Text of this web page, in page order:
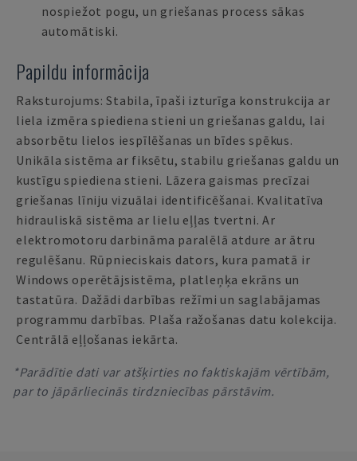
nospiežot pogu, un griešanas process sākas
automātiski.
Papildu informācija
Raksturojums: Stabila, īpaši izturīga konstrukcija ar
liela izmēra spiediena stieni un griešanas galdu, lai
absorbētu lielos iespīlēšanas un bīdes spēkus.
Unikāla sistēma ar fiksētu, stabilu griešanas galdu un
kustīgu spiediena stieni. Lāzera gaismas precīzai
griešanas līniju vizuālai identificēšanai. Kvalitatīva
hidrauliskā sistēma ar lielu eļļas tvertni. Ar
elektromotoru darbināma paralēlā atdure ar ātru
regulēšanu. Rūpnieciskais dators, kura pamatā ir
Windows operētājsistēma, platleņķa ekrāns un
tastatūra. Dažādi darbības režīmi un saglabājamas
programmu darbības. Plaša ražošanas datu kolekcija.
Centrālā eļļošanas iekārta.
*Parādītie dati var atšķirties no faktiskajām vērtībām,
par to jāpārliecinās tirdzniecības pārstāvim.